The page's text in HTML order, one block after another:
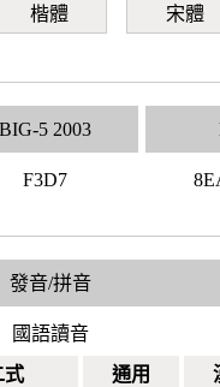
楷體 宋體
BIG-5 2003
F3D7
發音/拼音
國語讀音
式 通用